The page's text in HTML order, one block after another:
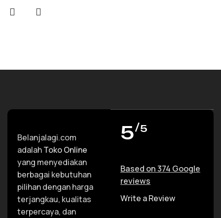
Belanjalagi.com
adalahToko Online
yang menyediakan
berbagai kebutuhan
pilihan dengan harga
terjangkau, kualitas
terpercaya, dan
5/5
Based on 374 Google
reviews
Write a Review